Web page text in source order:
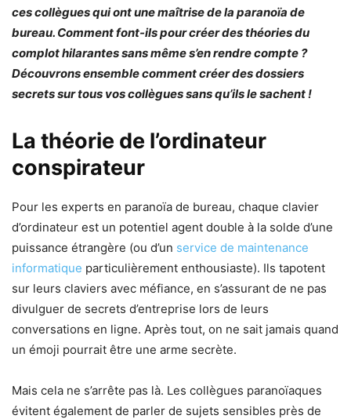
ces collègues qui ont une maîtrise de la paranoïa de
bureau. Comment font-ils pour créer des théories du
complot hilarantes sans même s’en rendre compte ?
Découvrons ensemble commentcréer des dossiers
secrets sur tous vos collègues sans qu’ils le sachent !
La théorie de l’ordinateur
conspirateur
Pour les experts en paranoïa de bureau, chaque clavier
d’ordinateur est un potentiel agent double à la solde d’une
puissance étrangère (ou d’un service de maintenance
informatique particulièrement enthousiaste). Ils tapotent
sur leurs claviers avec méfiance, en s’assurant de ne pas
divulguer de secrets d’entreprise lors de leurs
conversations en ligne. Après tout, on ne sait jamais quand
un émoji pourrait être une arme secrète.
Mais cela ne s’arrête pas là. Les collègues paranoïaques
évitent également de parler de sujets sensibles près de